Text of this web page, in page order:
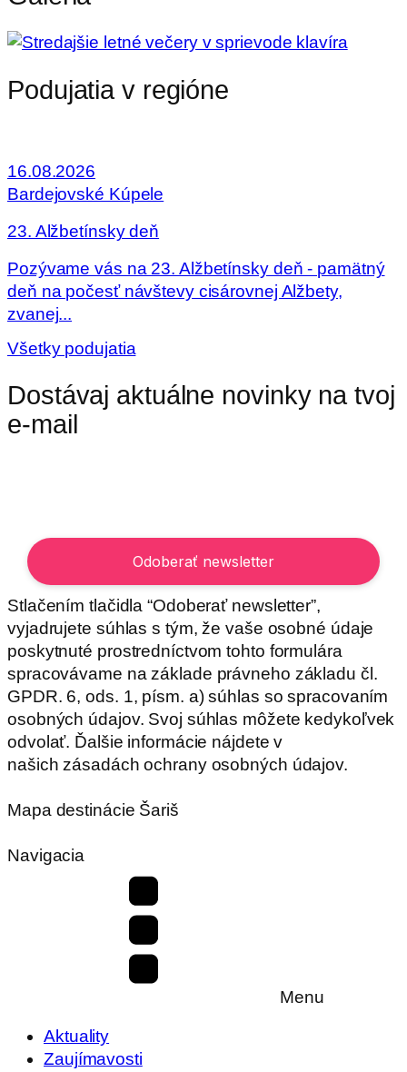
Podujatia v regióne
16.08.2026
Bardejovské Kúpele
23. Alžbetínsky deň
Pozývame vás na 23. Alžbetínsky deň - pamätný
deň na počesť návštevy cisárovnej Alžbety,
zvanej...
Všetky podujatia
Dostávaj aktuálne novinky na tvoj
e-mail
Stlačením tlačidla “Odoberať newsletter”,
vyjadrujete súhlas s tým, že vaše osobné údaje
poskytnuté prostredníctvom tohto formulára
spracovávame na základe právneho základu čl.
GPDR. 6, ods. 1, písm. a) súhlas so spracovaním
osobných údajov. Svoj súhlas môžete kedykoľvek
odvolať. Ďalšie informácie nájdete v
našich zásadách ochrany osobných údajov.
Mapa destinácie Šariš
Navigacia
Menu
Aktuality
Zaujímavosti